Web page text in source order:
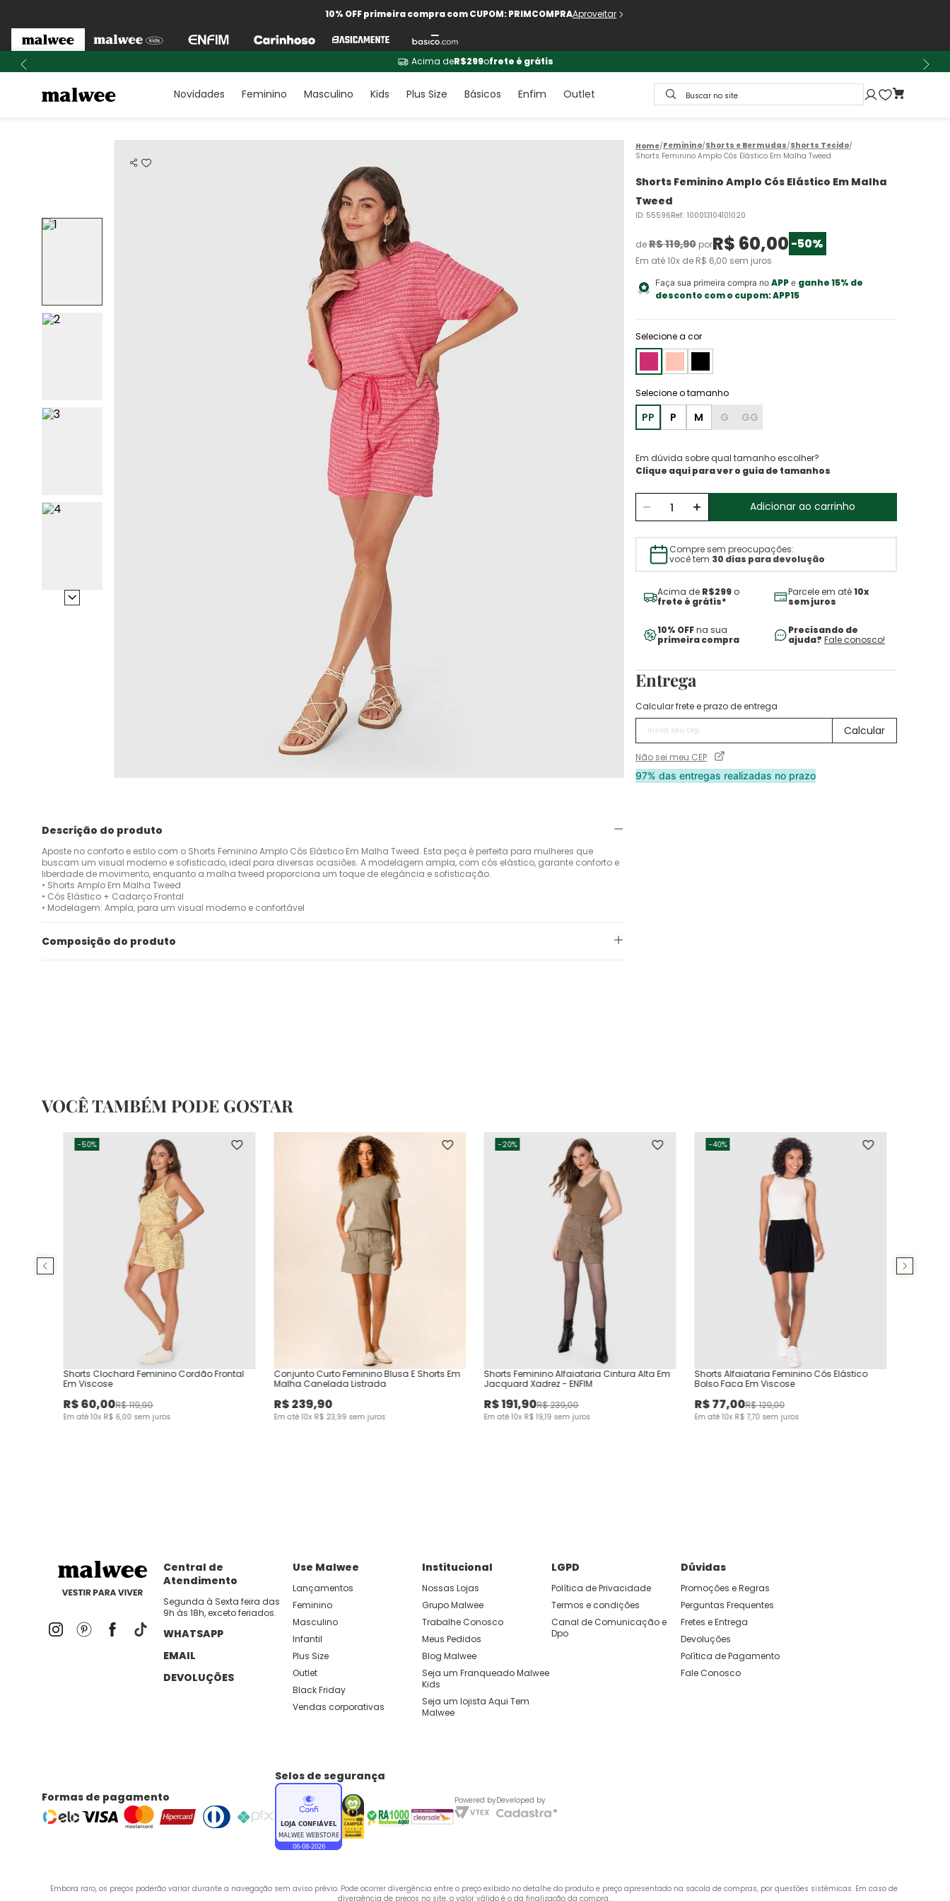
10% OFF primeira compra com CUPOM: PRIMCOMPRAAproveitar
Acima deR$299ofrete é grátis
Novidades Feminino Masculino Kids Plus Size Básicos Enfim Outlet Buscar no site
Descrição do produto
Aposte no conforto e estilo com o Shorts Feminino Amplo Cós Elástico Em Malha Tweed. Esta peça é perfeita para mulheres que
buscam um visual moderno e sofisticado, ideal para diversas ocasiões. A modelagem ampla, com cós elástico, garante conforto e
liberdade de movimento, enquanto a malha tweed proporciona um toque de elegância e sofisticação.
• Shorts Amplo Em Malha Tweed
• Cós Elástico + Cadarço Frontal
• Modelagem: Ampla, para um visual moderno e confortável
Composição do produto
Feminino Shorts e Bermudas Shorts Tecido
Shorts Feminino Amplo Cós Elástico Em Malha Tweed
Shorts Feminino Amplo Cós Elástico Em Malha
Tweed
ID: 55596Ref.: 100013104101020
deR$119,90porR$ 60,00 -50%
Em até10x de R$ 6,00 sem juros
Faça sua primeira compra no APPe ganhe 15% de
desconto com o cupom:APP15
Selecione a cor
PP P M G GG
Em dúvida sobre qual tamanho escolher?
Clique aqui para ver o guia de tamanhos
Adicionar ao carrinho
Compre sem preocupações:
você tem 30 dias para devolução
Acima de R$299o
frete é grátis*
Parcele em até10x
sem juros
10% OFFna sua
primeira compra
Precisando de
ajuda? Fale conosco!
Entrega
Calcular frete e prazo de entrega
Não sei meu CEP
97% das entregas realizadas no prazo
VOCÊ TAMBÉM PODE GOSTAR
-50%
Shorts Clochard Feminino Cordão Frontal
Em Viscose
R$60,00R$119,90
Em até10x R$ 6,00 sem juros
Conjunto Curto Feminino Blusa E Shorts Em
Malha Canelada Listrada
R$239,90
Em até10x R$ 23,99 sem juros
-20%
Shorts Feminino Alfaiataria Cintura Alta Em
Jacquard Xadrez - ENFIM
R$191,90R$239,00
Em até10x R$ 19,19 sem juros
-40%
Shorts Alfaiataria Feminino Cós Elástico
Bolso Faca Em Viscose
R$77,00R$129,00
Em até10x R$ 7,70 sem juros
Central de
Atendimento
Segunda à Sexta feira das
9h às 18h, exceto feriados.
WHATSAPP
EMAIL
DEVOLUÇÕES
Use Malwee
Lançamentos
Feminino
Masculino
Infantil
Plus Size
Outlet
Black Friday
Vendas corporativas
Institucional
Nossas Lojas
Grupo Malwee
Trabalhe Conosco
Meus Pedidos
Blog Malwee
Seja um Franqueado Malwee
Kids
Seja um lojista Aqui Tem
Malwee
LGPD
Política de Privacidade
Termos e condições
Canal de Comunicação e
Dpo
Dúvidas
Promoções e Regras
Perguntas Frequentes
Fretes e Entrega
Devoluções
Política de Pagamento
Fale Conosco
Formas de pagamento
Selos de segurança
Powered byDeveloped by
Embora raro, os preços poderão variar durante a navegação sem aviso prévio. Pode ocorrer divergência entre o preço exibido no detalhe do produto e preço apresentado na sacola de compras, por questões sistêmicas. Em caso de
divergência de preços no site, o valor válido é o da finalização da compra.